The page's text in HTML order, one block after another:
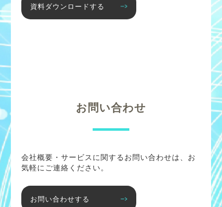
資料ダウンロードする
お問い合わせ
会社概要・サービスに関するお問い合わせは、お
気軽にご連絡ください。
お問い合わせする